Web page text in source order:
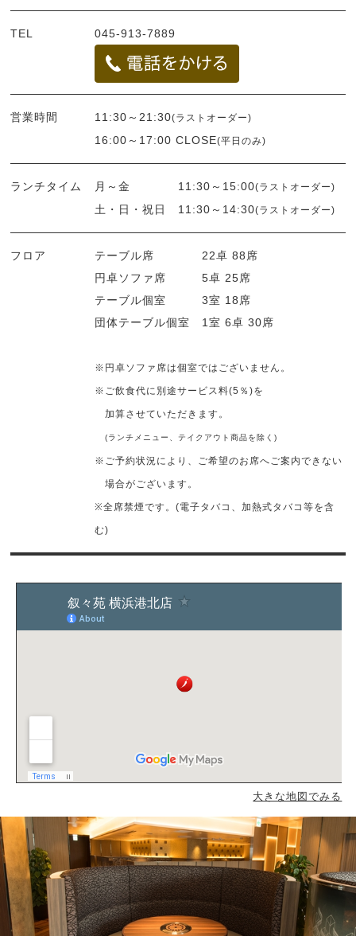
TEL 045-913-7889
営業時間 11:30～21:30(ラストオーダー)
16:00～17:00 CLOSE(平日のみ)
ランチタイム 月～金 11:30～15:00(ラストオーダー)
土・日・祝日 11:30～14:30(ラストオーダー)
フロア
テーブル席 22卓 88席
円卓ソファ席 5卓 25席
テーブル個室 3室 18席
団体テーブル個室 1室 6卓 30席
※円卓ソファ席は個室ではございません。
※ご飲食代に別途サービス料(5％)を
加算させていただきます。
(ランチメニュー、テイクアウト商品を除く)
※ご予約状況により、ご希望のお席へご案内できない
場合がございます。
※全席禁煙です。(電子タバコ、加熱式タバコ等を含
む)
大きな地図でみる